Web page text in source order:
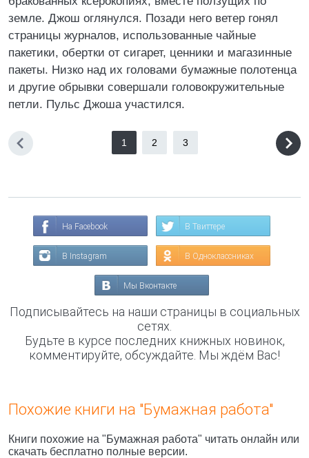
земле. Джош оглянулся. Позади него ветер гонял
страницы журналов, использованные чайные
пакетики, обертки от сигарет, ценники и магазинные
пакеты. Низко над их головами бумажные полотенца
и другие обрывки совершали головокружительные
петли. Пульс Джоша участился.
1 2 3
На Facebook В Твиттере
В Instagram В Одноклассниках
Мы Вконтакте
Подписывайтесь на наши страницы в социальных
сетях.
Будьте в курсе последних книжных новинок,
комментируйте, обсуждайте. Мы ждём Вас!
Похожие книги на "Бумажная работа"
Книги похожие на "Бумажная работа" читать онлайн или
скачать бесплатно полные версии.